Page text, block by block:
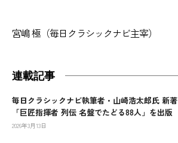
宮嶋 極（毎日クラシックナビ主宰）
連載記事
毎日クラシックナビ執筆者・山崎浩太郎氏 新著
「巨匠指揮者 列伝 名盤でたどる88人」を出版
2026年3月13日